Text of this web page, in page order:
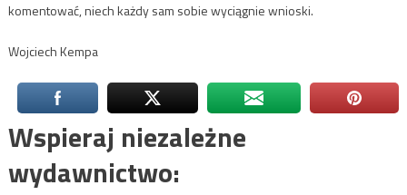
komentować, niech każdy sam sobie wyciągnie wnioski.
Wojciech Kempa
Wspieraj niezależne
wydawnictwo: